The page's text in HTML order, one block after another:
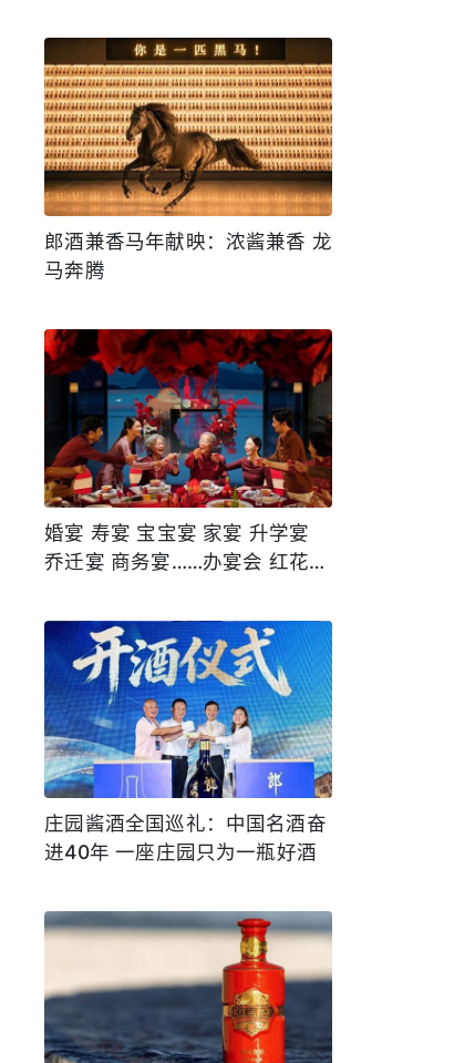
郎酒兼香马年献映：浓酱兼香 龙
马奔腾
婚宴 寿宴 宝宝宴 家宴 升学宴
乔迁宴 商务宴……办宴会 红花
庄园酱酒全国巡礼：中国名酒奋
进40年 一座庄园只为一瓶好酒